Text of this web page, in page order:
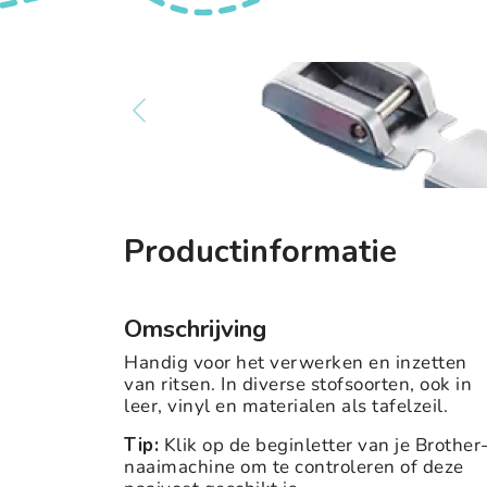
Productinformatie
Omschrijving
Handig voor het verwerken en inzetten
van ritsen. In diverse stofsoorten, ook in
leer, vinyl en materialen als tafelzeil.
Tip: Klik op de beginletter van je
naaimachine om te controleren of deze